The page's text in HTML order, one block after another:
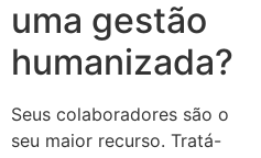
uma gestão
humanizada?
Seus colaboradores são o
seu maior recurso. Tratá-